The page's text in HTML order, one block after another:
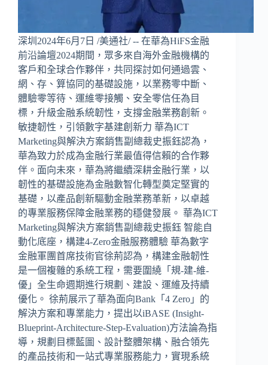
深圳2024年6月7日 /美通社/ -- 在華為HiFS金融
前沿論壇2024期間，眾多來自海外金融機構的
客戶和全球合作夥伴，共同探討如何通過雲、
網、存、算協同的基礎設施，以業務零中斷、
體驗零等待、運維零接觸、安全零信任為目
標，升級金融系統韌性，支撐金融業務創新。
敏捷韌性，引領數字基建創新力 華為ICT
Marketing與解決方案銷售副總裁史振鈺認為，
華為致力於成為金融行業最值得信賴的合作夥
伴。面向未來，華為將繼續深耕金融行業，以
韌性的基礎設施為金融數智化轉型奠定堅實的
基礎，以產品創新驅動金融業務革新，以卓越
的專業服務保障金融業務的穩健發展。 華為ICT
Marketing與解決方案銷售副總裁史振鈺 智能自
動化底座，構建4-Zero金融服務體驗 華為數字
金融軍團首席技術官徐荊認為，構建金融韌性
是一個複雜的系統工程，需要圍繞「規-建-維-
優」全生命週期進行規劃、建設、運維及持續
優化。 徐荊展示了華為面向Bank「4 Zero」的
解決方案和專業能力，提出以iBASE (Insight-
Blueprint-Architecture-Step-Evaluation)方法論為指
導，規劃目標藍圖、設計整體架構、融合領先
的產品技術和一站式專業服務能力，實現系統